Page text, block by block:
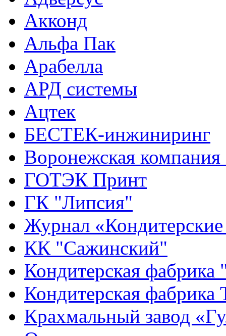
Акконд
Альфа Пак
Арабелла
АРД системы
Ацтек
БЕСТЕК-инжиниринг
Воронежская
ГОТЭК Принт
ГК "Липсия"
Журнал «Кондитерские
КК "Сажинский"
Кондитерская
Кондитерская фабрика
Крахмальный завод